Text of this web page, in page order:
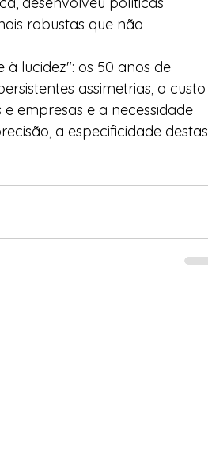
robustas que não
lucidez": os 50 anos de
assimetrias, o custo
empresas e a necessidade
a especificidade destas